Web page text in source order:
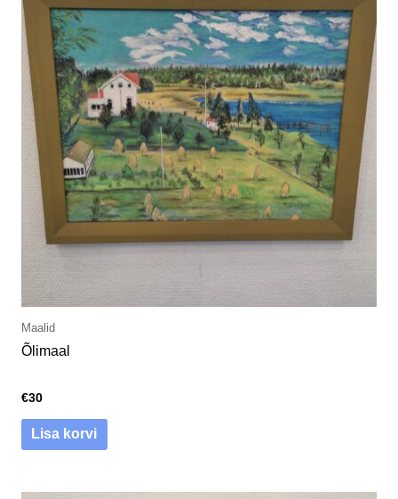
Maalid
Õlimaal
€30
Lisa korvi